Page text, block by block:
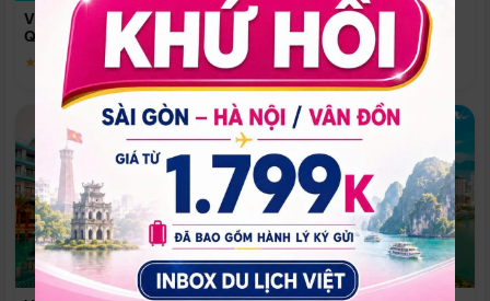
Vinpearl Resort & Spa Phu
Quoc
★ 5.0
Quoc
Phú Quốc
★ 5.0